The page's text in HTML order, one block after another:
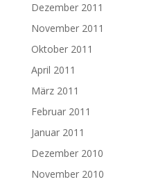
Dezember 2011
November 2011
Oktober 2011
April 2011
März 2011
Februar 2011
Januar 2011
Dezember 2010
November 2010